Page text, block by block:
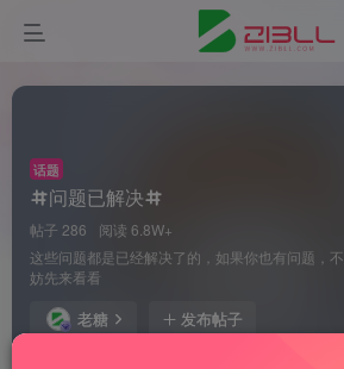
话题
问题已解决
帖子 286
阅读 6.8W+
这些问题都是已经解决了的，如果你也有问题，不
妨先来看看
老糖 发布帖子